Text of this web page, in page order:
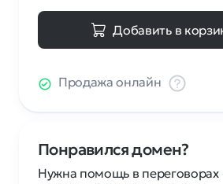
Добавить в
Продажа онлайн
Понравился домен?
Нужна помощь в